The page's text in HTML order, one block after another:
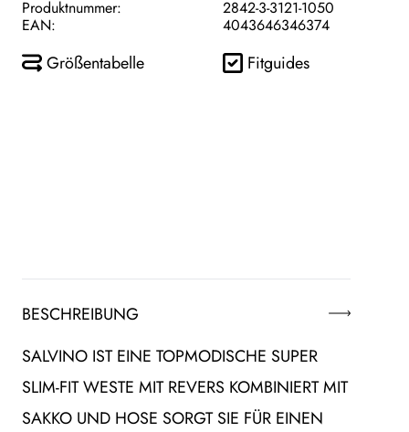
Produktnummer:
2842-3-3121-1050
EAN:
4043646346374
Größentabelle Fitguides
BESCHREIBUNG
SALVINO IST EINE TOPMODISCHE SUPER
SLIM-FIT WESTE MIT REVERS KOMBINIERT MIT
SAKKO UND HOSE SORGT SIE FÜR EINEN